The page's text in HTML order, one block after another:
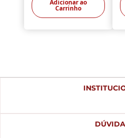
Adicionar ao
Carrinho